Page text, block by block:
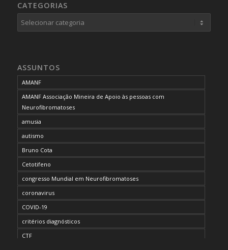
CATEGORIAS
Categorias
ASSUNTOS
AMANF
AMANF Associação Mineira de Apoio às pessoas com
Neurofibromatoses
amusia
autismo
Bruno Cota
Cetotifeno
congresso Mundial em Neurofibromatoses
coronavirus
COVID-19
critérios diagnósticos
CTF